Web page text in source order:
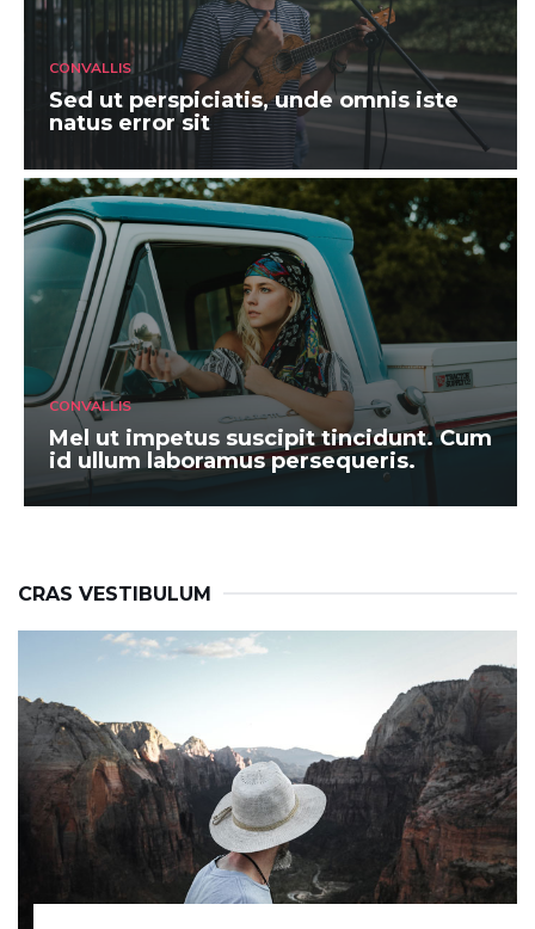
CONVALLIS
Sed ut perspiciatis, unde omnis iste
natus error sit
CONVALLIS
Mel ut impetus suscipit tincidunt. Cum
id ullum laboramus persequeris.
CRAS VESTIBULUM